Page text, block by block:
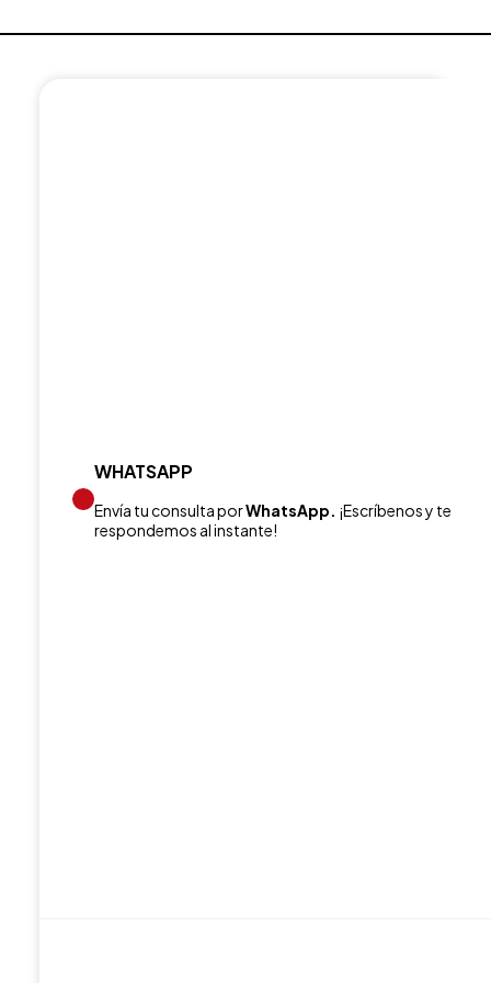
WHATSAPP
Envía tu consulta porWhatsApp. ¡Escríbenos y te
respondemos al instante!